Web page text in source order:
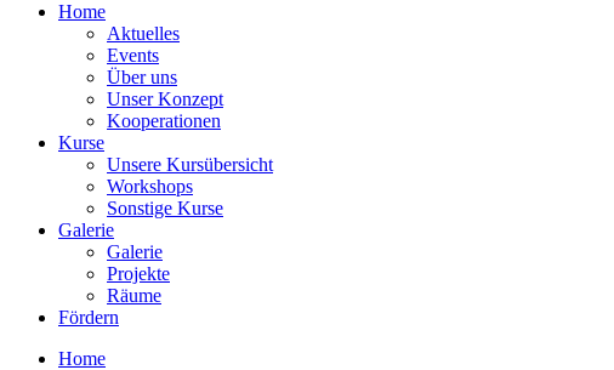
Home
Aktuelles
Events
Über uns
Unser Konzept
Kooperationen
Kurse
Unsere Kursübersicht
Workshops
Sonstige Kurse
Galerie
Galerie
Projekte
Räume
Fördern
Home